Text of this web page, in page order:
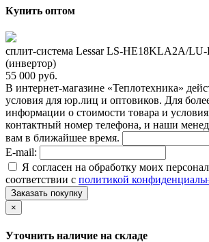
Купить оптом
сплит-система Lessar LS-HE18KLA2A/
(инвертор)
55 000 руб.
В интернет-магазине «Теплотехника»
условия для юр.лиц и оптовиков. Для
информации о стоимости товара и
контактный номер телефона, и наши
вам в ближайшее время.
E-mail:
Я согласен на обработку моих
соответствии с политикой
Заказать покупку
×
Уточнить наличие на складе